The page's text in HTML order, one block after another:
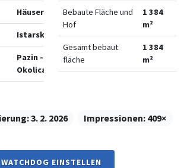
Häuser
Istarska
Pazin -
Okolica
Bebaute Fläche und
Hof
1 384
m²
Gesamt bebaut
fläche
1 384
m²
3. 2. 2026 Impressionen: 409×
WATCHDOG EINSTELLEN